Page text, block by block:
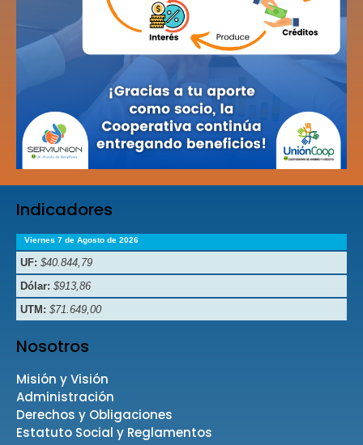
Indicadores
Viernes 7 de Agosto de 2026
UF: $40.844,79
Dólar: $913,86
UTM: $71.649,00
Nosotros
Misión y Visión
Administración
Derechos y Obligaciones
Estatuto Social y Reglamentos